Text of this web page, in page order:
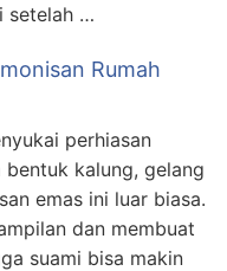
setelah …
Rumah
perhiasan
bentuk kalung, gelang
emas ini luar biasa.
dan membuat
suami bisa makin